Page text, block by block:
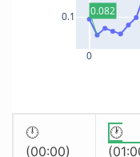
0
0.1 0.082
🕛
(00:00)
🕐